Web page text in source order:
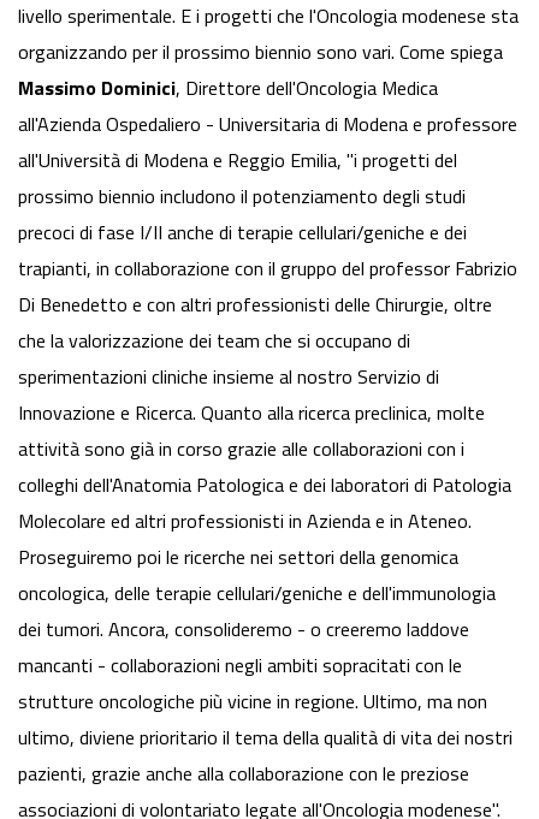
livello sperimentale. E i progetti che l'Oncologia modenese sta
organizzando per il prossimo biennio sono vari. Come spiega
Massimo Dominici, Direttore dell'Oncologia Medica
all'Azienda Ospedaliero - Universitaria di Modena e professore
all'Università di Modena e Reggio Emilia, "i progetti del
prossimo biennio includono il potenziamento degli studi
precoci di fase I/II anche di terapie cellulari/geniche e dei
trapianti, in collaborazione con il gruppo del professor Fabrizio
Di Benedetto e con altri professionisti delle Chirurgie, oltre
che la valorizzazione dei team che si occupano di
sperimentazioni cliniche insieme al nostro Servizio di
Innovazione e Ricerca. Quanto alla ricerca preclinica, molte
attività sono già in corso grazie alle collaborazioni con i
colleghi dell'Anatomia Patologica e dei laboratori di Patologia
Molecolare ed altri professionisti in Azienda e in Ateneo.
Proseguiremo poi le ricerche nei settori della genomica
oncologica, delle terapie cellulari/geniche e dell'immunologia
dei tumori. Ancora, consolideremo - o creeremo laddove
mancanti - collaborazioni negli ambiti sopracitati con le
strutture oncologiche più vicine in regione. Ultimo, ma non
ultimo, diviene prioritario il tema della qualità di vita dei nostri
pazienti, grazie anche alla collaborazione con le preziose
associazioni di volontariato legate all'Oncologia modenese".